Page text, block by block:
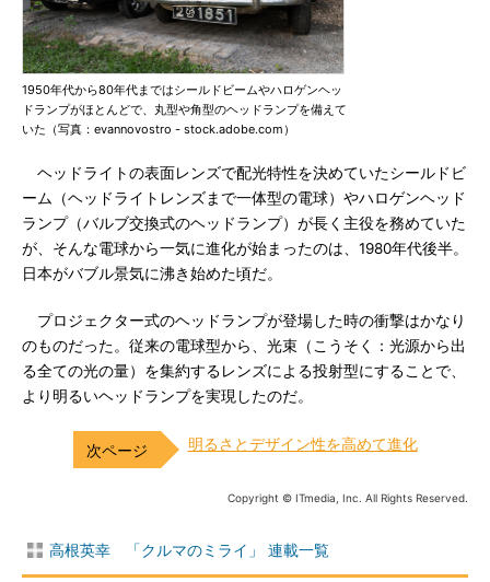
1950年代から80年代まではシールドビームやハロゲンヘッ
ドランプがほとんどで、丸型や角型のヘッドランプを備えて
いた（写真：evannovostro - stock.adobe.com）
ヘッドライトの表面レンズで配光特性を決めていたシールドビ
ーム（ヘッドライトレンズまで一体型の電球）やハロゲンヘッド
ランプ（バルブ交換式のヘッドランプ）が長く主役を務めていた
が、そんな電球から一気に進化が始まったのは、1980年代後半。
日本がバブル景気に沸き始めた頃だ。
プロジェクター式のヘッドランプが登場した時の衝撃はかなり
のものだった。従来の電球型から、光束（こうそく：光源から出
る全ての光の量）を集約するレンズによる投射型にすることで、
より明るいヘッドランプを実現したのだ。
明るさとデザイン性を高めて進化
Copyright © ITmedia, Inc. All Rights Reserved.
高根英幸 「クルマのミライ」 連載一覧